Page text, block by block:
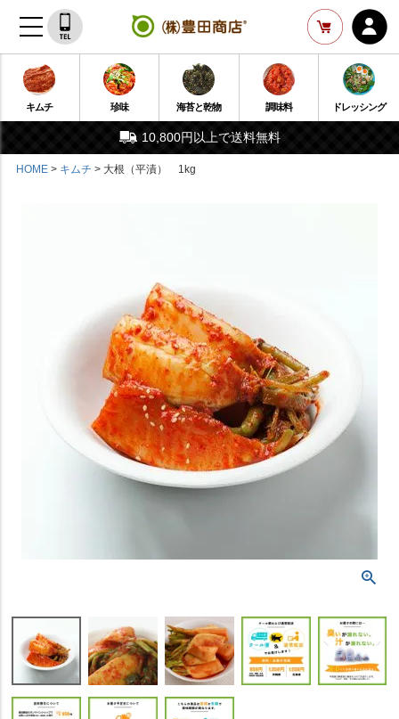
キムチ 珍味 海苔と乾物 調味料 ドレッシング
10,800円以上で送料無料
HOME キムチ 大根（平漬） 1kg